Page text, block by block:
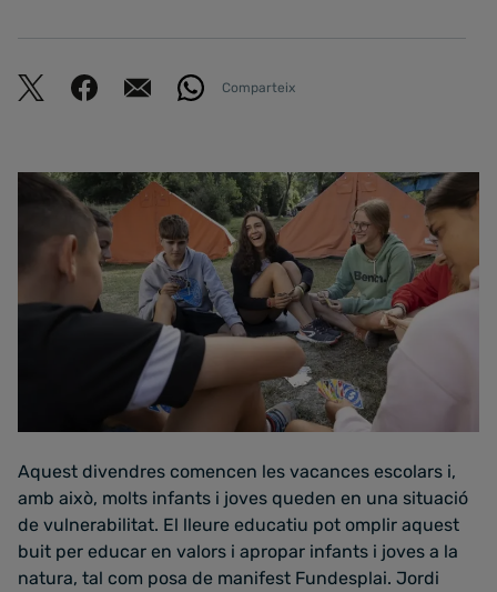
Comparteix
Aquest divendres comencen les vacances escolars i,
amb això, molts infants i joves queden en una situació
de vulnerabilitat. El lleure educatiu pot omplir aquest
buit per educar en valors i apropar infants i joves a la
natura, tal com posa de manifest Fundesplai. Jordi